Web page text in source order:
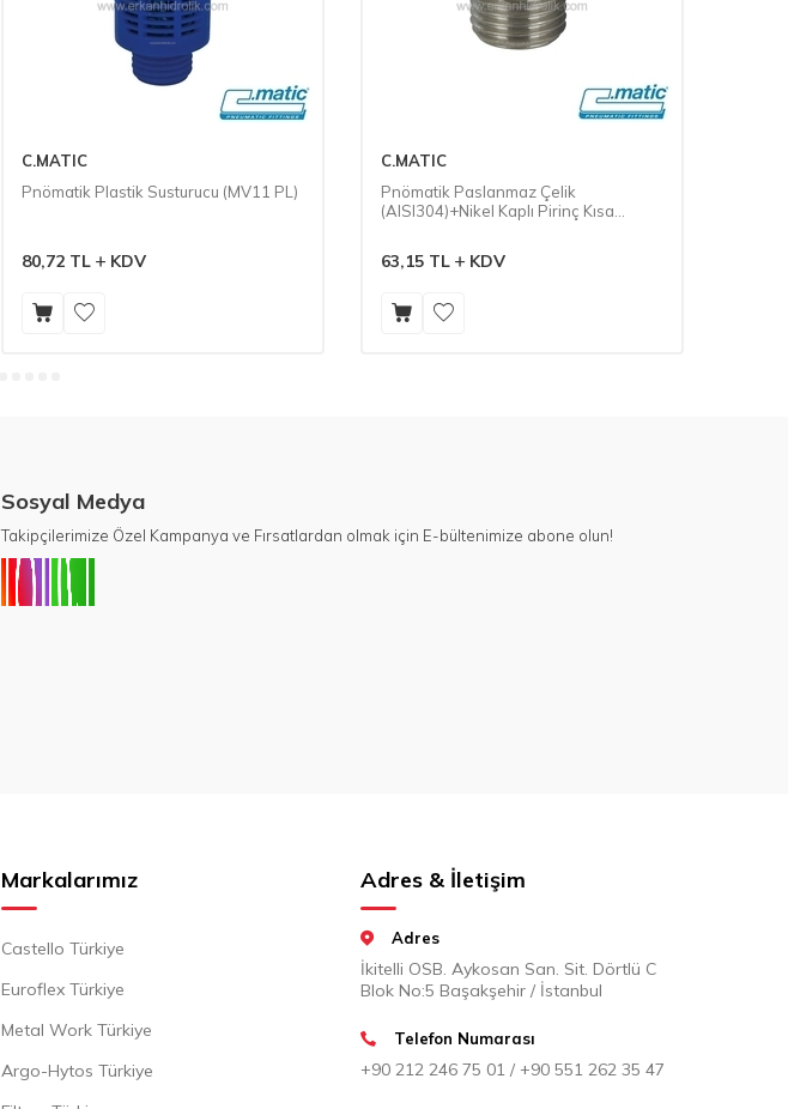
C.MATIC
Pnömatik Plastik Susturucu (MV11 PL)
80,72 TL KDV
C.MATIC
Pnömatik Paslanmaz Çelik
(AISI304)+Nikel Kaplı Pirinç Kısa
63,15 TL KDV
Sosyal Medya
Takipçilerimize Özel Kampanya ve Fırsatlardan olmak için E-bültenimize abone olun!
Markalarımız
Castello Türkiye
Euroflex Türkiye
Metal Work Türkiye
Argo-Hytos Türkiye
Adres & İletişim
Adres
İkitelli OSB. Aykosan San. Sit. Dörtlü C
Blok No:5 Başakşehir / İstanbul
Telefon Numarası
+90 212 246 75 01 / +90 551 262 35 47